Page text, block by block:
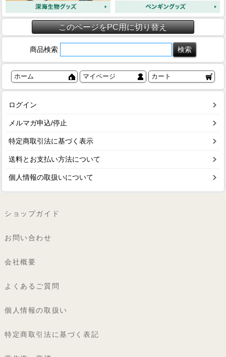
このページをPC用に切り替え
商品検索
ホーム マイページ カート
ログイン
メルマガ申込/停止
特定商取引法に基づく表示
送料とお支払い方法について
個人情報の取扱いについて
ショップガイド
お問い合わせ
会社概要
よくあるご質問
個人情報の取扱い
特定商取引法に基づく表記